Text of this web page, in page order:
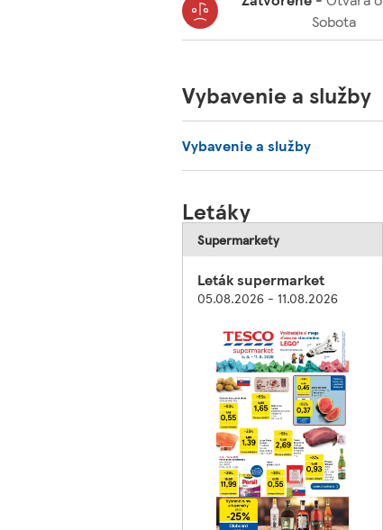
Sobota
Vybavenie a služby
Vybavenie a služby
Letáky
Supermarkety
Leták supermarket
05.08.2026 - 11.08.2026